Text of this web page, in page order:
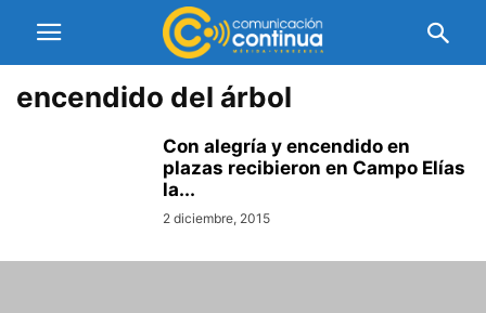
encendido del árbol
Con alegría y encendido en
plazas recibieron en Campo Elías
la...
2 diciembre, 2015